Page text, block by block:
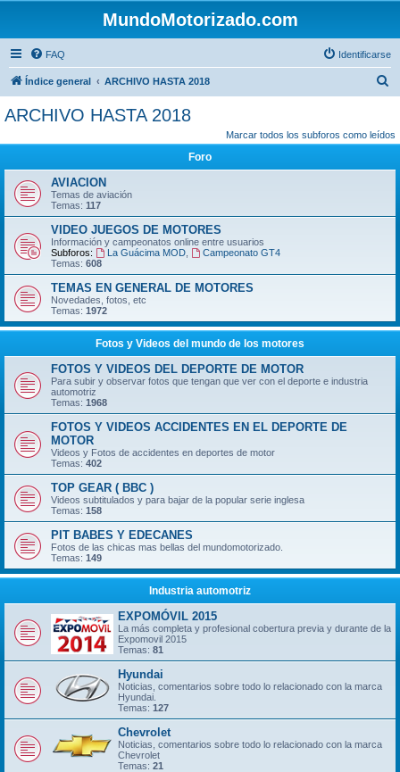
MundoMotorizado.com
FAQ Identificarse
Índice general ARCHIVO HASTA 2018
c
ARCHIVO HASTA 2018
Marcar todos los subforos como leídos
Foro
AVIACION
Temas de aviación
Temas: 117
VIDEO JUEGOS DE MOTORES
Información y campeonatos online entre usuarios
Subforos:
La Guácima MOD,
Campeonato GT4
Temas: 608
TEMAS EN GENERAL DE MOTORES
Novedades, fotos, etc
Temas: 1972
Fotos y Videos del mundo de los motores
FOTOS Y VIDEOS DEL DEPORTE DE MOTOR
Para subir y observar fotos que tengan que ver con el deporte e industria
automotriz
Temas: 1968
FOTOS Y VIDEOS ACCIDENTES EN EL DEPORTE DE
MOTOR
Videos y Fotos de accidentes en deportes de motor
Temas: 402
TOP GEAR ( BBC )
Videos subtitulados y para bajar de la popular serie inglesa
Temas: 158
PIT BABES Y EDECANES
Fotos de las chicas mas bellas del mundomotorizado.
Temas: 149
Industria automotriz
EXPOMÓVIL 2015
La más completa y profesional cobertura previa y durante de la
Expomovil 2015
Temas: 81
Hyundai
Noticias, comentarios sobre todo lo relacionado con la marca
Hyundai.
Temas: 127
Chevrolet
Noticias, comentarios sobre todo lo relacionado con la marca
Chevrolet
Temas: 21